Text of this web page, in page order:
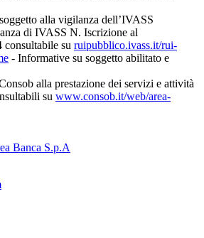
alla vigilanza dell’IVASS
di IVASS N. Iscrizione al
su ruipubblico.ivass.it/rui-
- Informative su soggetto abilitato e
alla prestazione dei servizi e attività
su www.consob.it/web/area-
Banca S.p.A